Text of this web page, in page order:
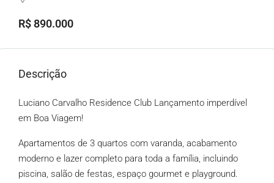
R$ 890.000
Descrição
Luciano Carvalho Residence Club Lançamento imperdível
em Boa Viagem!
Apartamentos de 3 quartos com varanda, acabamento
moderno e lazer completo para toda a família, incluindo
piscina, salão de festas, espaço gourmet e playground.